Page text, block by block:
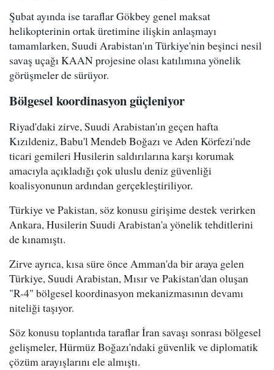
Şubat ayında ise taraflar Gökbey genel maksat
helikopterinin ortak üretimine ilişkin anlaşmayı
tamamlarken, Suudi Arabistan'ın Türkiye'nin beşinci nesil
savaş uçağı KAAN projesine olası katılımına yönelik
görüşmeler de sürüyor.
Bölgesel koordinasyon güçleniyor
Riyad'daki zirve, Suudi Arabistan'ın geçen hafta
Kızıldeniz, Babu'l Mendeb Boğazı ve Aden Körfezi'nde
ticari gemileri Husilerin saldırılarına karşı korumak
amacıyla açıkladığı çok uluslu deniz güvenliği
koalisyonunun ardından gerçekleştiriliyor.
Türkiye ve Pakistan, söz konusu girişime destek verirken
Ankara, Husilerin Suudi Arabistan'a yönelik tehditlerini
de kınamıştı.
Zirve ayrıca, kısa süre önce Amman'da bir araya gelen
Türkiye, Suudi Arabistan, Mısır ve Pakistan'dan oluşan
"R-4" bölgesel koordinasyon mekanizmasının devamı
niteliği taşıyor.
Söz konusu toplantıda taraflar İran savaşı sonrası bölgesel
gelişmeler, Hürmüz Boğazı'ndaki güvenlik ve diplomatik
çözüm arayışlarını ele almıştı.